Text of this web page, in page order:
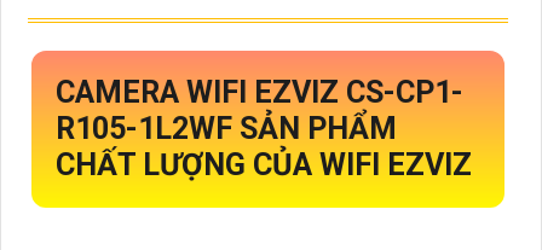
CAMERA WIFI EZVIZ CS-CP1-
R105-1L2WF SẢN PHẨM
CHẤT LƯỢNG CỦA WIFI EZVIZ